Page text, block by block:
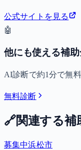
公式サイトを見る
🤖
他にも使える補
AI診断で約1分で無
無料診断
🔗関連する補
募集中浜松市